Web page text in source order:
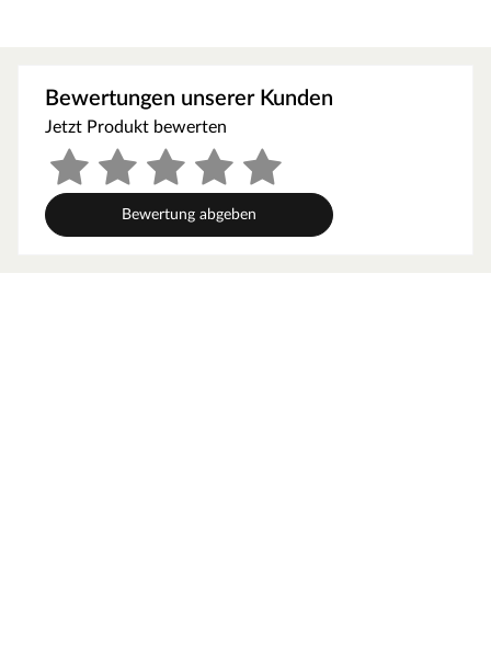
Pack geliefert.
Mit einer Materialstärke von 29 mm und einer Länge von
19,60 cm sorgt der Verbinder für stabile, langlebige
Verbindungen zwischen den Profilen und unterstützt
eine präzise, sichere Montage der Unterkonstruktion.
Bewertungen unserer Kunden
Jetzt Produkt bewerten
Bewertung abgeben